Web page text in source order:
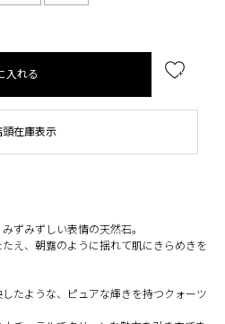
入れる
頭在庫表示
ずみずしい表情の天然石。
え、朝露のように揺れて肌にきらめきを
たような、ピュアな輝きを持つクォーツ